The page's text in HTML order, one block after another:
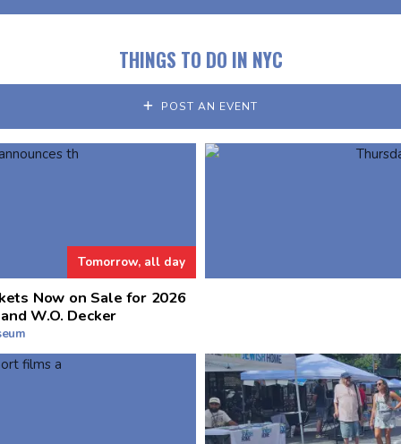
THINGS TO DO IN NYC
POST AN EVENT
Tomorrow, all day
Now on Sale for 2026
W.O. Decker